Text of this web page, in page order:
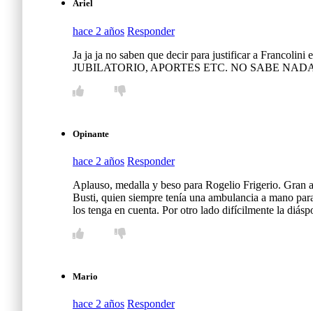
Ariel
hace 2 años Responder
Ja ja ja no saben que decir para justificar a
JUBILATORIO, APORTES ETC. NO SABE
Opinante
hace 2 años Responder
Aplauso, medalla y beso para Rogelio Frigerio. Gran
Busti, quien siempre tenía una ambulancia a mano
los tenga en cuenta. Por otro lado difícilmente la
Mario
hace 2 años Responder